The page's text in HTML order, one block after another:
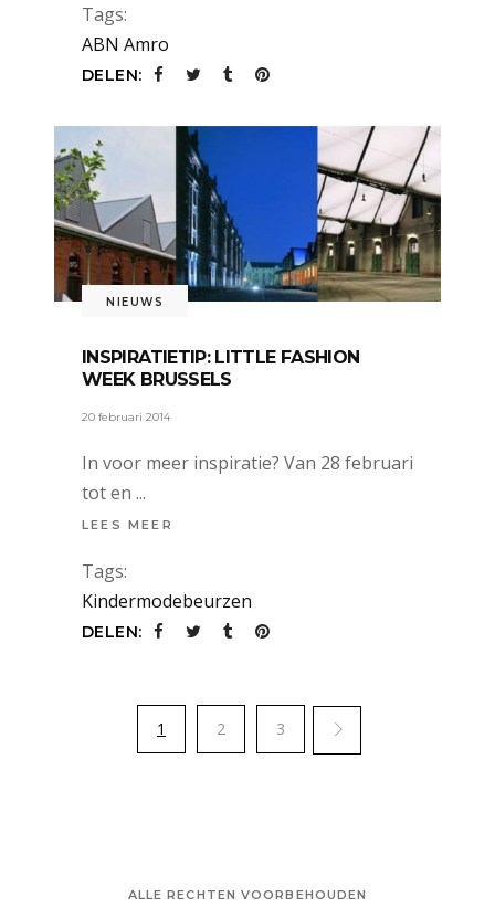
Tags:
ABN Amro
DELEN:
NIEUWS
INSPIRATIETIP: LITTLE FASHION
WEEK BRUSSELS
20 februari 2014
In voor meer inspiratie? Van 28 februari
tot en
LEES MEER
Tags:
Kindermodebeurzen
DELEN:
1 2 3
ALLE RECHTEN VOORBEHOUDEN